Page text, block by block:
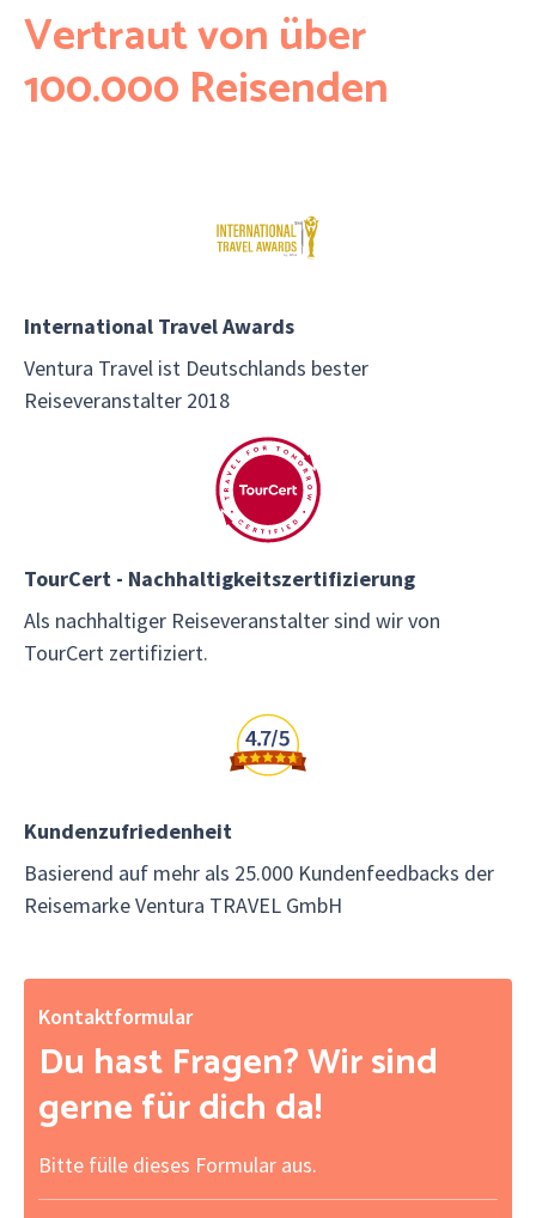
Vertraut von über
100.000 Reisenden
International Travel Awards
Ventura Travel ist Deutschlands bester
Reiseveranstalter 2018
TourCert - Nachhaltigkeitszertifizierung
Als nachhaltiger Reiseveranstalter sind wir von
TourCert zertifiziert.
Kundenzufriedenheit
Basierend auf mehr als 25.000 Kundenfeedbacks der
Reisemarke Ventura TRAVEL GmbH
Kontaktformular
Du hast Fragen? Wir sind
gerne für dich da!
Bitte fülle dieses Formular aus.